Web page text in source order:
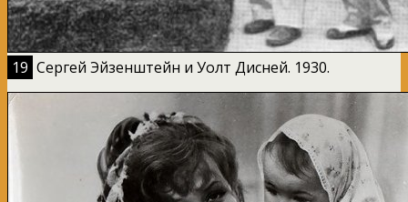
19 Сергей Эйзенштейн и Уолт Дисней. 1930.